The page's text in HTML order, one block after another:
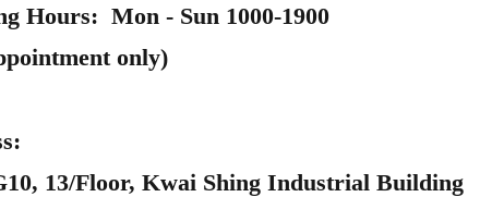
Hours: Mon - Sun 1000-1900
only)
13/Floor, Kwai Shing Industrial Building